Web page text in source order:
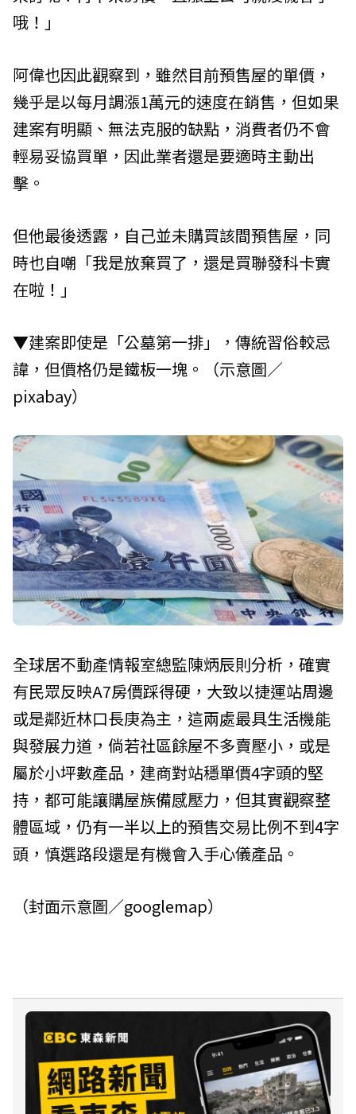
哦！」
阿偉也因此觀察到，雖然目前預售屋的單價，
幾乎是以每月調漲1萬元的速度在銷售，但如果
建案有明顯、無法克服的缺點，消費者仍不會
輕易妥協買單，因此業者還是要適時主動出
擊。
但他最後透露，自己並未購買該間預售屋，同
時也自嘲「我是放棄買了，還是買聯發科卡實
在啦！」
▼建案即使是「公墓第一排」，傳統習俗較忌
諱，但價格仍是鐵板一塊。（示意圖／
pixabay）
全球居不動產情報室總監陳炳辰則分析，確實
有民眾反映A7房價踩得硬，大致以捷運站周邊
或是鄰近林口長庚為主，這兩處最具生活機能
與發展力道，倘若社區餘屋不多賣壓小，或是
屬於小坪數產品，建商對站穩單價4字頭的堅
持，都可能讓購屋族備感壓力，但其實觀察整
體區域，仍有一半以上的預售交易比例不到4字
頭，慎選路段還是有機會入手心儀產品。
（封面示意圖／googlemap）